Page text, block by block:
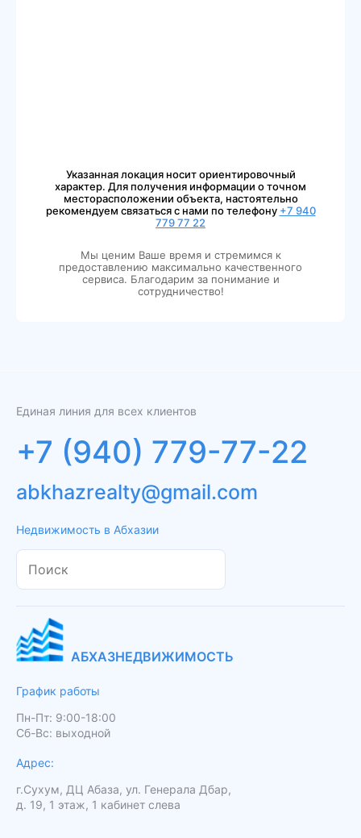
Указанная локация носит ориентировочный
характер. Для получения информации о точном
месторасположении объекта, настоятельно
рекомендуем связаться с нами по телефону +7 940
779 77 22
Мы ценим Ваше время и стремимся к
предоставлению максимально качественного
сервиса. Благодарим за понимание и
сотрудничество!
Единая линия для всех клиентов
+7 (940) 779-77-22
Недвижимость в Абхазии
abkhazrealty@gmail.com
АБХАЗНЕДВИЖИМОСТЬ
График работы
Пн-Пт: 9:00-18:00
Сб-Вс: выходной
Адрес:
г.Сухум, ДЦ Абаза, ул. Генерала Дбар,
д. 19, 1 этаж, 1 кабинет слева